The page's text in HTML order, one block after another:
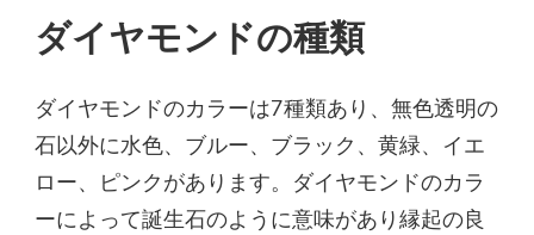
ダイヤモンドの種類
ダイヤモンドのカラーは7種類あり、無色透明の
石以外に水色、ブルー、ブラック、黄緑、イエ
ロー、ピンクがあります。ダイヤモンドのカラ
ーによって誕生石のように意味があり縁起の良